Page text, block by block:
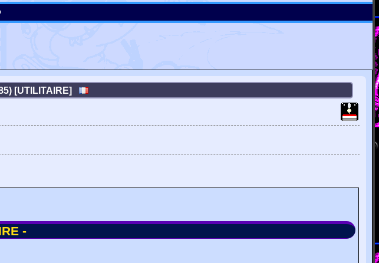
[UTILITAIRE]
-